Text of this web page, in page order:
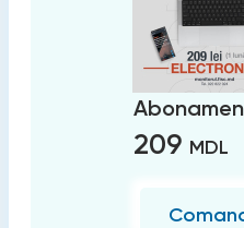
209 MDL